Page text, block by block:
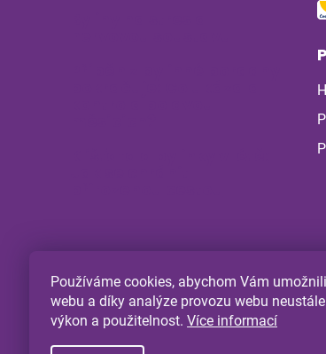
Používáme cookies, abychom Vám
webu a díky analýze provozu webu
výkon a použitelnost. Více informací
Shoptet.cz